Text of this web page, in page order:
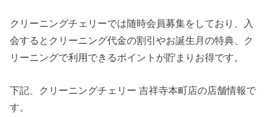
クリーニングチェリーでは随時会員募集をしており、入
会するとクリーニング代金の割引やお誕生月の特典、ク
リーニングで利用できるポイントが貯まりお得です。
下記、クリーニングチェリー 吉祥寺本町店の店舗情報で
す。